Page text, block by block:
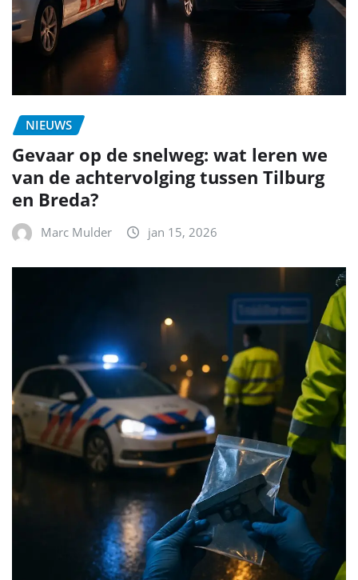
NIEUWS
Gevaar op de snelweg: wat leren we
van de achtervolging tussen Tilburg
en Breda?
Marc Mulder jan 15, 2026